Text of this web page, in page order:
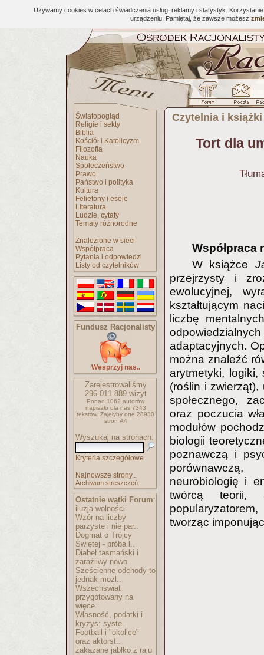
Używamy cookies w celach świadczenia usług, reklamy i statystyk.
urządzeniu. Pamiętaj, że zawsze możesz
Światopogląd
Religie i sekty
Biblia
Kościół i Katolicyzm
Filozofia
Nauka
Społeczeństwo
Prawo
Państwo i polityka
Kultura
Felietony i eseje
Literatura
Ludzie, cytaty
Tematy różnorodne
Znalezione w sieci
Współpraca
Pytania i odpowiedzi
Listy od czytelników
Fundusz Racjonalisty
Wesprzyj nas..
Zarejestrowaliśmy
296.011.889wizyt
Ponad 1062 autorów
napisało dla nas 7343
tekstów. Zajęłyby one 28930
stron A4
Wyszukaj na stronach:
Kryteria szczegółowe
Najnowsze strony..
Archiwum streszczeń..
Ostatnie wątki Forum:
iluzja wolności
Wzór na liczby
parzyste i nie par..
Dogmat o Trójcy
Świętej - próba l..
Diabeł tasmański i
zaraźliwy nowo..
Sześcienne odchody-to
jednak możl..
Wszechświat
przygotowany na
więce..
Własność, podatki i
kryzys: syste..
Football i "okolice"
oraz aktorst..
zakazane jabłko z raju
Czytelnia i książki
Tort dla
Współpraca
W książce
przejrzysty i
ewolucyjnej,
kształtującym
liczbę
adaptacyjnych.
można znaleźć
arytmetyki, logiki,
(roślin i zwierząt),
społecznego,
oraz poczucia
modułów
biologii
poznawczą i
porównawczą,
neurobiologię i
twórcą teorii,
tworząc